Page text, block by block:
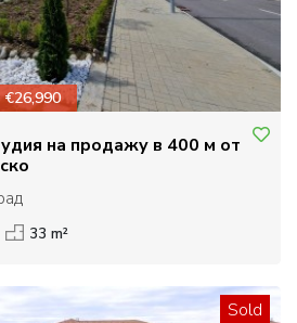
€26,990
на продажу в 400 м от
33 m²
Sold